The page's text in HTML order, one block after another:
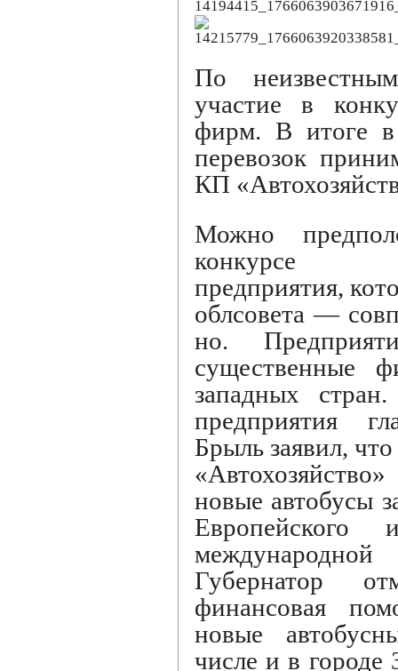
По
участие в
фирм. В итоге в
перевозок
КП
Можно
конкурсе
предприятия,
облсовета —
но.
существенные
западных
предприятия
Брыль заявил,
новые автобусы
Европейского
Губернатор
финансовая
новые
числе и в городе